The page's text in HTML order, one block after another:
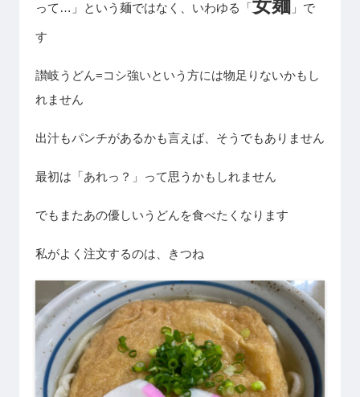
って…」という麺ではなく、いわゆる「女麺 」で
す
讃岐うどん=コシ強いという方には物足りないかもし
れません
出汁もパンチがあるかも言えば、そうでもありません
最初は「あれっ？」って思うかもしれません
でもまたあの優しいうどんを食べたくなります
私がよく注文するのは、きつね